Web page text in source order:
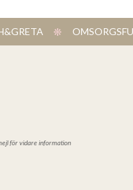
för vidare information